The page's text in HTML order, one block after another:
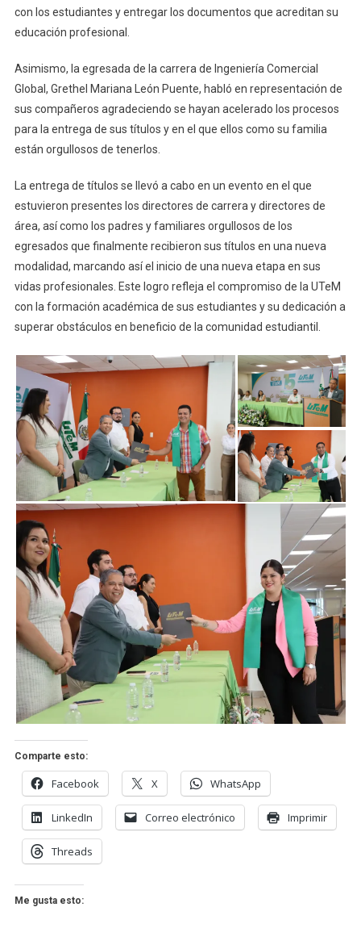
con los estudiantes y entregar los documentos que acreditan su
educación profesional.
Asimismo, la egresada de la carrera de Ingeniería Comercial
Global, Grethel Mariana León Puente, habló en representación de
sus compañeros agradeciendo se hayan acelerado los procesos
para la entrega de sus títulos y en el que ellos como su familia
están orgullosos de tenerlos.
La entrega de títulos se llevó a cabo en un evento en el que
estuvieron presentes los directores de carrera y directores de
área, así como los padres y familiares orgullosos de los
egresados que finalmente recibieron sus títulos en una nueva
modalidad, marcando así el inicio de una nueva etapa en sus
vidas profesionales. Este logro refleja el compromiso de la UTeM
con la formación académica de sus estudiantes y su dedicación a
superar obstáculos en beneficio de la comunidad estudiantil.
Comparte esto:
Facebook X WhatsApp
LinkedIn Correo electrónico Imprimir
Threads
Me gusta esto: